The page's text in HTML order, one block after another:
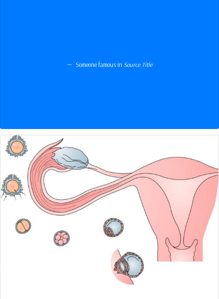
Someone famous in Source Title